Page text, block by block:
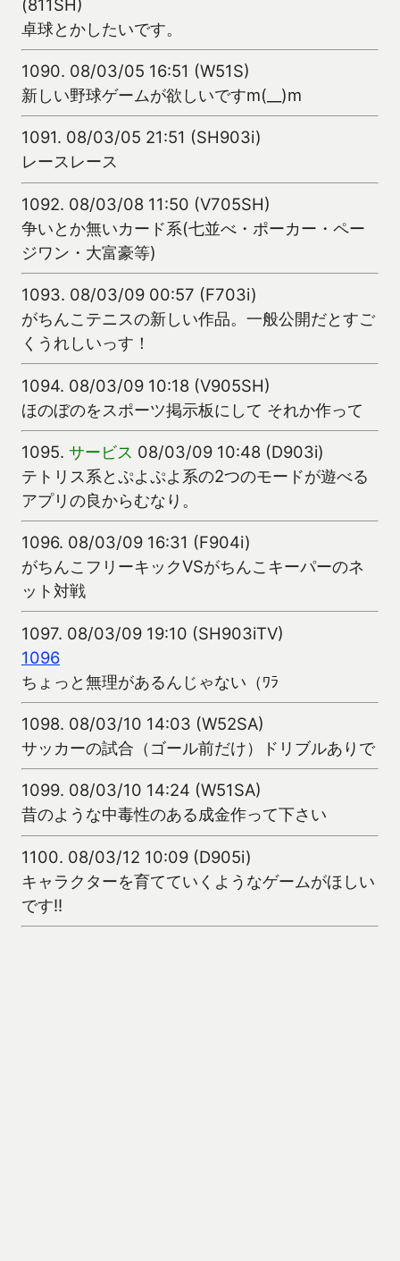
(811SH)
卓球とかしたいです。
1090. 08/03/05 16:51 (W51S)
新しい野球ゲームが欲しいですm(__)m
1091. 08/03/05 21:51 (SH903i)
レースレース
1092. 08/03/08 11:50 (V705SH)
争いとか無いカード系(七並べ・ポーカー・ペー
ジワン・大富豪等)
1093. 08/03/09 00:57 (F703i)
がちんこテニスの新しい作品。一般公開だとすご
くうれしいっす！
1094. 08/03/09 10:18 (V905SH)
ほのぼのをスポーツ掲示板にして それか作って
1095. サービス 08/03/09 10:48 (D903i)
テトリス系とぷよぷよ系の2つのモードが遊べる
アプリの良からむなり。
1096. 08/03/09 16:31 (F904i)
がちんこフリーキックVSがちんこキーパーのネ
ット対戦
1097. 08/03/09 19:10 (SH903iTV)
1096
ちょっと無理があるんじゃない（ﾜﾗ
1098. 08/03/10 14:03 (W52SA)
サッカーの試合（ゴール前だけ）ドリブルありで
1099. 08/03/10 14:24 (W51SA)
昔のような中毒性のある成金作って下さい
1100. 08/03/12 10:09 (D905i)
キャラクターを育てていくようなゲームがほしい
です!!